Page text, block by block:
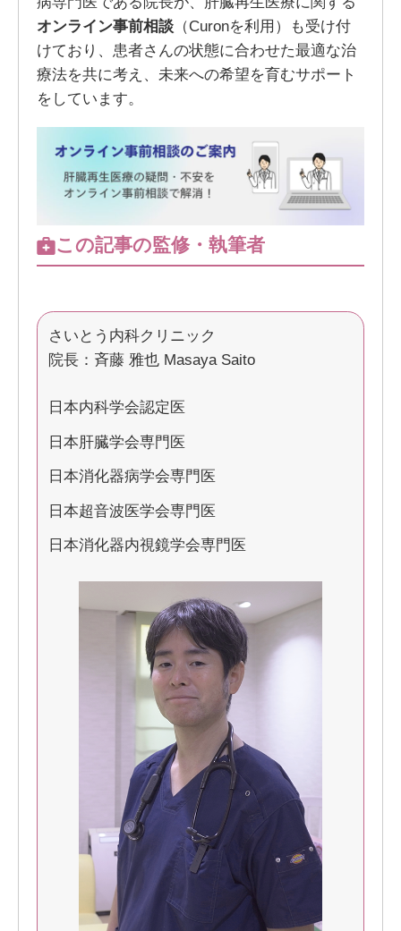
オンライン事前相談（Curonを利用）も受け付
けており、患者さんの状態に合わせた最適な治
療法を共に考え、未来への希望を育むサポート
をしています。
この記事の監修・執筆者
さいとう内科クリニック
院長：斉藤 雅也 Masaya Saito
日本内科学会認定医
日本肝臓学会専門医
日本消化器病学会専門医
日本超音波医学会専門医
日本消化器内視鏡学会専門医